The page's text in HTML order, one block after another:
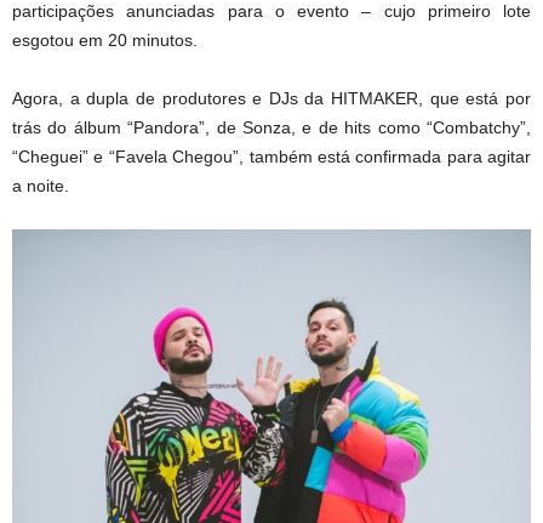
participações anunciadas para o evento – cujo primeiro lote
esgotou em 20 minutos.
Agora, a dupla de produtores e DJs da HITMAKER, que está por
trás do álbum “Pandora”, de Sonza, e de hits como “Combatchy”,
“Cheguei” e “Favela Chegou”, também está confirmada para agitar
a noite.